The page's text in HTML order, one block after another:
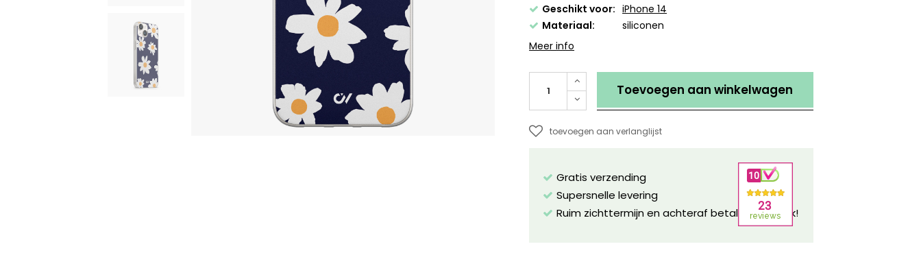
Geschikt voor: iPhone 14
Materiaal:
siliconen
Meer info
Toevoegen aan winkelwagen
toevoegen aan verlanglijst
Gratis verzending
Supersnelle levering
Ruim zichttermijn en achteraf betalen mogelijk!